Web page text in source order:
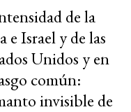
de la
e Israel y de las
Unidos y en
común:
invisible de